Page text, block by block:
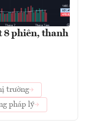
8 phiên, thanh
trường
pháp lý